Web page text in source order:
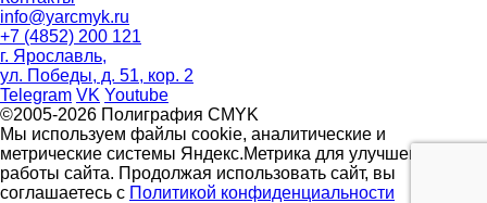
info@yarcmyk.ru
+7 (4852) 200 121
г. Ярославль,
ул. Победы, д. 51, кор. 2
Telegram VK Youtube
©2005-2026 Полиграфия CMYK
Мы используем файлы cookie, аналитические и
метрические системы Яндекс.Метрика для улучшения
работы сайта. Продолжая использовать сайт, вы
соглашаетесь с Политикой конфиденциальности